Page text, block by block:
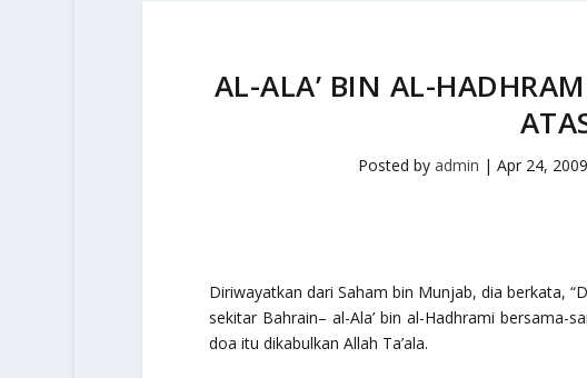
AL-ALA’ BIN AL-
Posted by admin | Apr 24, 2009
Diriwayatkan dari Saham bin Munjab, dia berkata,
sekitar Bahrain– al-Ala’ bin al-Hadhrami bersama-
doa itu dikabulkan Allah Ta’ala.